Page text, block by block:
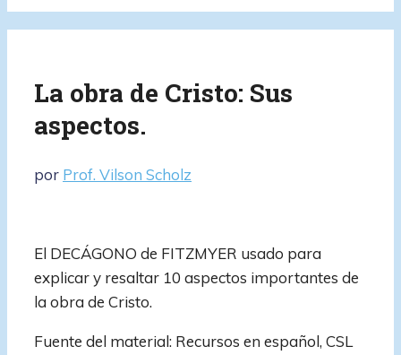
La obra de Cristo: Sus
aspectos.
por Prof. Vilson Scholz
El DECÁGONO de FITZMYER usado para
explicar y resaltar 10 aspectos importantes de
la obra de Cristo.
Fuente del material: Recursos en español, CSL